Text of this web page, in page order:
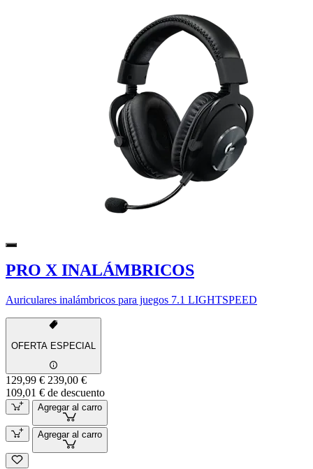
PRO X INALÁMBRICOS
Auriculares inalámbricos para juegos 7.1 LIGHTSPEED
OFERTA ESPECIAL
129,99 € 239,00 €
109,01 € de descuento
Agregar al carro
Agregar al carro